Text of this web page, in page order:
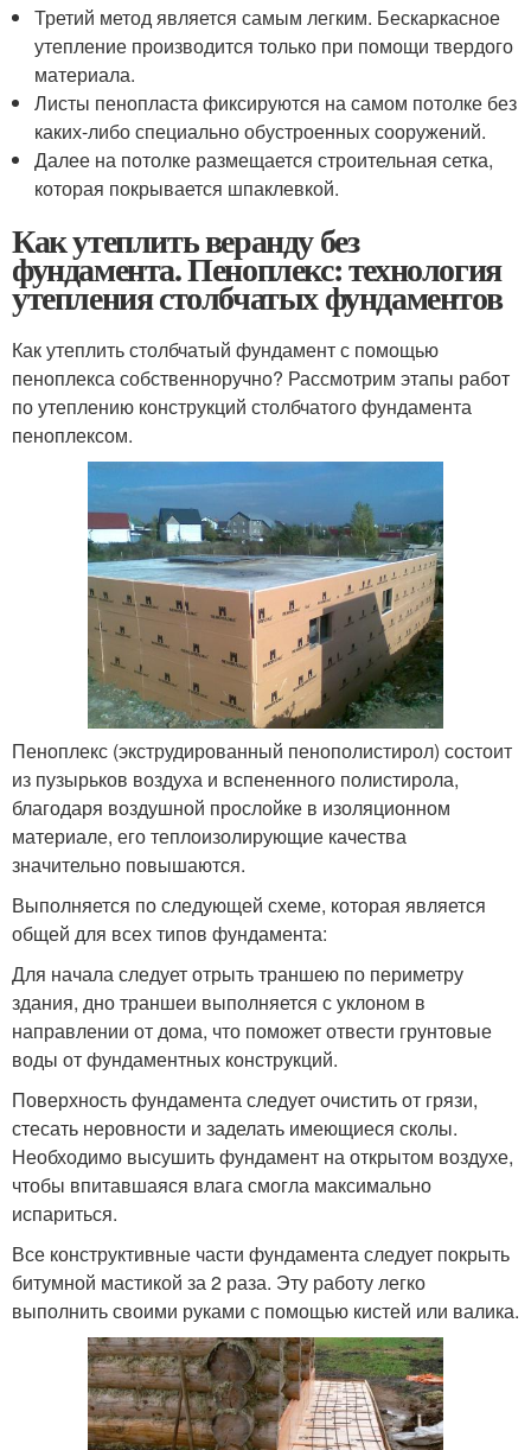
Третий метод является самым легким. Бескаркасное
утепление производится только при помощи твердого
материала.
Листы пенопласта фиксируются на самом потолке без
каких-либо специально обустроенных сооружений.
Далее на потолке размещается строительная сетка,
которая покрывается шпаклевкой.
Как утеплить веранду без
фундамента. Пеноплекс: технология
утепления столбчатых фундаментов
Как утеплить столбчатый фундамент с помощью
пеноплекса собственноручно? Рассмотрим этапы работ
по утеплению конструкций столбчатого фундамента
пеноплексом.
Пеноплекс (экструдированный пенополистирол) состоит
из пузырьков воздуха и вспененного полистирола,
благодаря воздушной прослойке в изоляционном
материале, его теплоизолирующие качества
значительно повышаются.
Выполняется по следующей схеме, которая является
общей для всех типов фундамента:
Для начала следует отрыть траншею по периметру
здания, дно траншеи выполняется с уклоном в
направлении от дома, что поможет отвести грунтовые
воды от фундаментных конструкций.
Поверхность фундамента следует очистить от грязи,
стесать неровности и заделать имеющиеся сколы.
Необходимо высушить фундамент на открытом воздухе,
чтобы впитавшаяся влага смогла максимально
испариться.
Все конструктивные части фундамента следует покрыть
битумной мастикой за 2 раза. Эту работу легко
выполнить своими руками с помощью кистей или валика.